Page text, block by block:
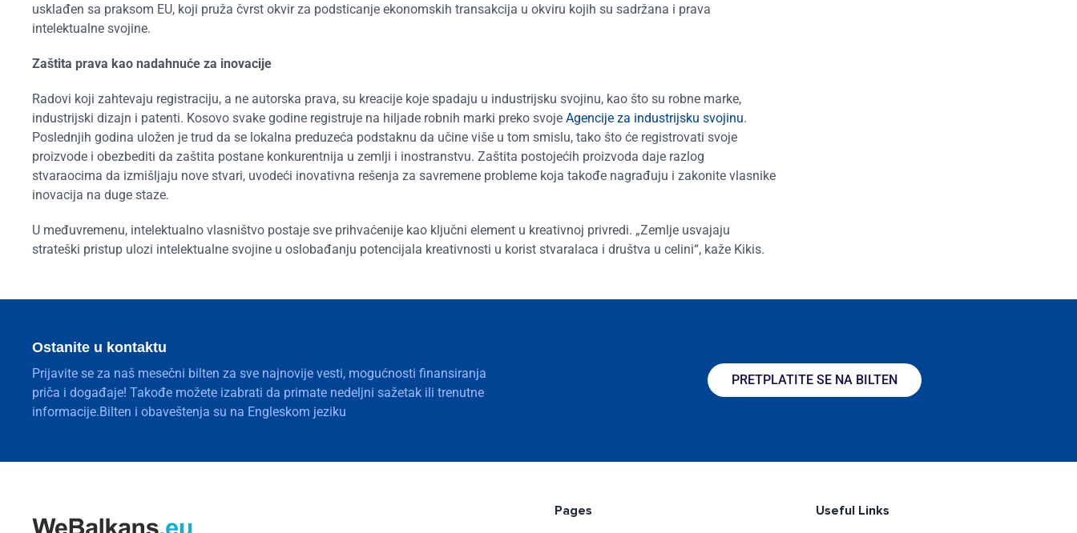
usklađen sa praksom EU, koji pruža čvrst okvir za podsticanje ekonomskih transakcija u okviru kojih su sadržana i prava
intelektualne svojine.
Zaštita prava kao nadahnuće za inovacije
Radovi koji zahtevaju registraciju, a ne autorska prava, su kreacije koje spadaju u industrijsku svojinu, kao što su robne marke,
industrijski dizajn i patenti. Kosovo svake godine registruje na hiljade robnih marki preko svoje Agencije za industrijsku svojinu.
Poslednjih godina uložen je trud da se lokalna preduzeća podstaknu da učine više u tom smislu, tako što će registrovati svoje
proizvode i obezbediti da zaštita postane konkurentnija u zemlji i inostranstvu. Zaštita postojećih proizvoda daje razlog
stvaraocima da izmišljaju nove stvari, uvodeći inovativna rešenja za savremene probleme koja takođe nagrađuju i zakonite vlasnike
inovacija na duge staze.
U međuvremenu, intelektualno vlasništvo postaje sve prihvaćenije kao ključni element u kreativnoj privredi. „Zemlje usvajaju
strateški pristup ulozi intelektualne svojine u oslobađanju potencijala kreativnosti u korist stvaralaca i društva u celini“, kaže Kikis.
Ostanite u kontaktu
Prijavite se za naš mesečni bilten za sve najnovije vesti, mogućnosti finansiranja
priča i događaje! Takođe možete izabrati da primate nedeljni sažetak ili trenutne
informacije.Bilten i obaveštenja su na Engleskom jeziku
PRETPLATITE SE NA BILTEN
Pages Useful Links